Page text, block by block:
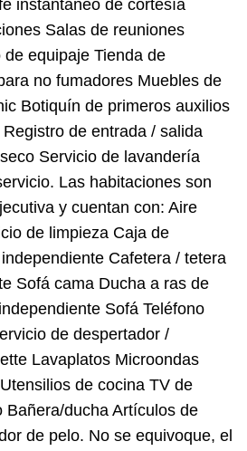
instantáneo de cortesía
Salas de reuniones
equipaje Tienda de
no fumadores Muebles de
Botiquín de primeros auxilios
de entrada / salida
Servicio de lavandería
Las habitaciones son
y cuentan con: Aire
de limpieza Caja de
Cafetera / tetera
Sofá cama Ducha a ras de
Sofá Teléfono
de despertador /
Lavaplatos Microondas
de cocina TV de
Bañera/ducha Artículos de
de pelo. No se equivoque, el